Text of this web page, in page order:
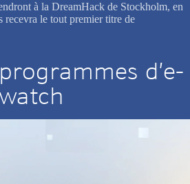
à la DreamHack de Stockholm, en
recevra le tout premier titre de
d’e-